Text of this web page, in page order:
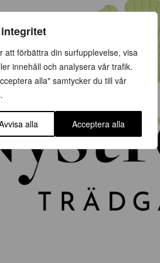
att förbättra din surfupplevelse, visa
innehåll och analysera vår trafik.
alla" samtycker du till vår
alla Acceptera alla